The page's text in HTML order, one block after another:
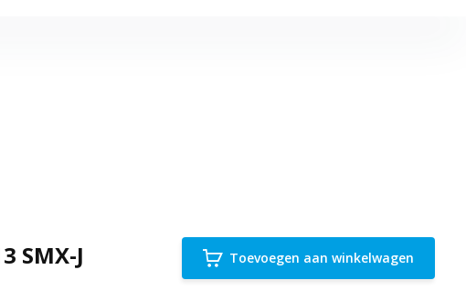
SMX-J Toevoegen aan winkelwagen